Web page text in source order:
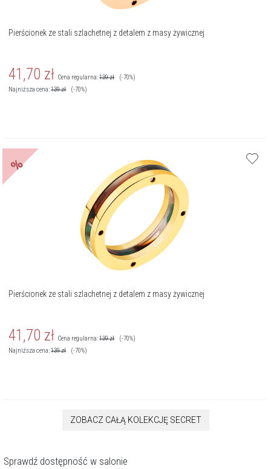
Pierścionek ze stali szlachetnej z detalem z masy żywicznej
41,70 zł Cena regularna:139zł
(-70%)
Najniższa cena:139zł (-70%)
%
Pierścionek ze stali szlachetnej z detalem z masy żywicznej
41,70 zł Cena regularna:139zł
(-70%)
Najniższa cena:139zł (-70%)
ZOBACZ CAŁĄ KOLEKCJĘ SECRET
Sprawdź dostępność w salonie